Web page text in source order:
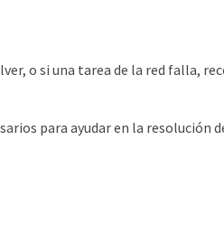
o si una tarea de la red falla,
para ayudar en la resolución